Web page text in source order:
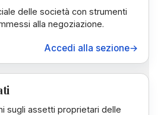
delle società con strumenti
alla negoziazione.
Accedi alla sezione→
sugli assetti proprietari delle